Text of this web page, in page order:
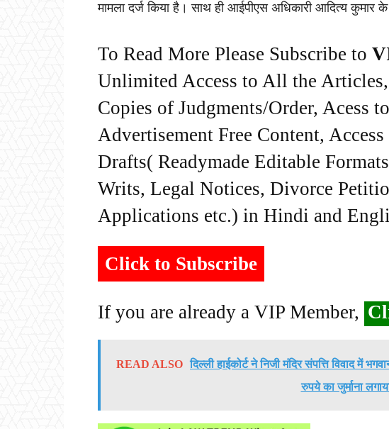
मामला दर्ज किया है। साथ ही आईपीएस अधिकारी आदित्य कुमार के
To Read More Please Subscribe to
Unlimited Access to All the
Copies of Judgments/Order, Acess
Advertisement Free Content,
Drafts( Readymade Editable
Writs, Legal Notices, Divorce
Applications etc.) in Hindi and
Click to Subscribe
If you are already a VIP Member,
READ ALSO दिल्ली हाईकोर्ट ने निजी मंदिर संपत्ति विवाद में
रुपये का जुर्माना